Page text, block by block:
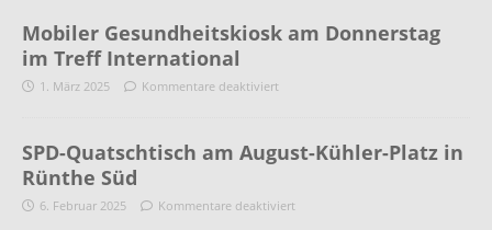
Mobiler Gesundheitskiosk am Donnerstag
im Treff International
1. März 2025 Kommentare deaktiviert
SPD-Quatschtisch am August-Kühler-Platz in
Rünthe Süd
6. Februar 2025 Kommentare deaktiviert